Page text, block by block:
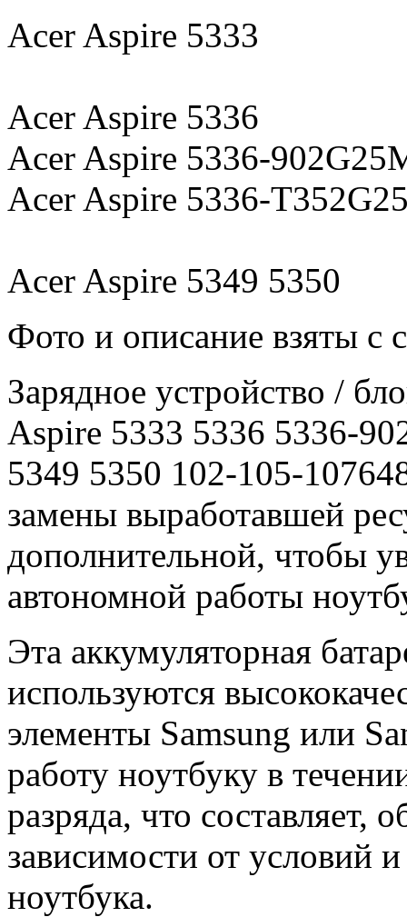
Acer Aspire 5333
Acer Aspire 5336
Acer Aspire 5336-
Acer Aspire 5336-
Acer Aspire 5349 5350
Фото и описание взяты с
Зарядное уcтройство /
Aspire 5333 5336 5336-
5349 5350 102-105-
замены выработавшей
дополнительной, чтобы
автономной работы
Эта аккумуляторная
используются
элементы Samsung или
работу ноутбуку в
разряда, что составляет,
зависимости от условий
ноутбука.